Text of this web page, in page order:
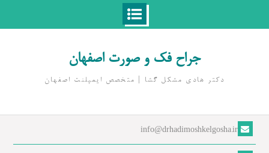
جراح فک و صورت اصفهان
دکتر هادی مشکل گشا | متخصص ايمپلنت اصفهان
info@drhadimoshkelgosha.ir